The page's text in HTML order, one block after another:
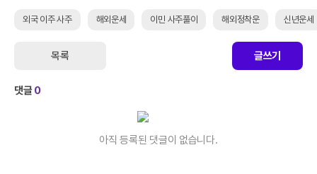
외국 이주 사주 해외운세 이민 사주풀이 해외정착운 신년운세
목록 글쓰기
댓글0
아직 등록된 댓글이 없습니다.